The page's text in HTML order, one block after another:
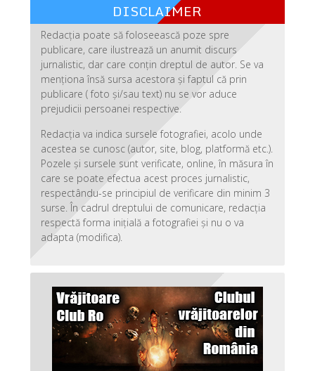
DISCLAIMER
Redacția poate să foloseească poze spre
publicare, care ilustrează un anumit discurs
jurnalistic, dar care conțin dreptul de autor. Se va
menționa însă sursa acestora și faptul că prin
publicare ( foto și/sau text) nu se vor aduce
prejudicii persoanei respective.
Redacția va indica sursele fotografiei, acolo unde
acestea se cunosc (autor, site, blog, platformă etc.).
Pozele și sursele sunt verificate, online, în măsura în
care se poate efectua acest proces jurnalistic,
respectându-se principiul de verificare din minim 3
surse. În cadrul dreptului de comunicare, redacția
respectă forma inițială a fotografiei și nu o va
adapta (modifica).